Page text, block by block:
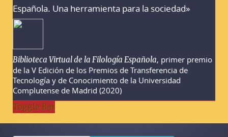
Española. Una herramienta para la sociedad»
Biblioteca Virtual de la Filología Española, primer premio
de la V Edición de los Premios de Transferencia de
Tecnología y de Conocimiento de la Universidad
Complutense de Madrid (2020)
Toggle Bar